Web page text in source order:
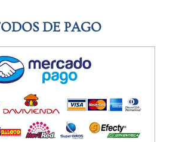
DE PAGO